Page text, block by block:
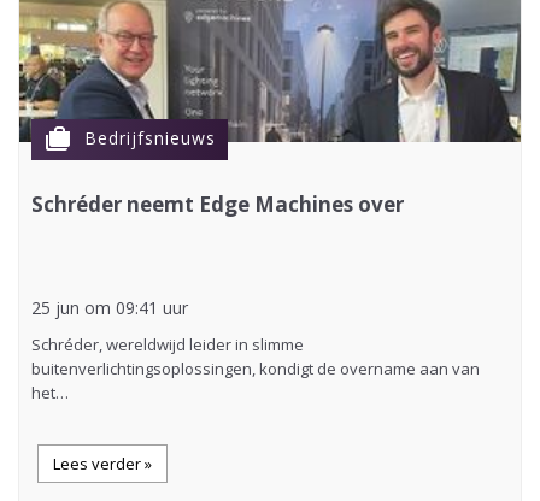
cases Bedrijfsnieuws
Schréder neemt Edge Machines over
25 jun om 09:41 uur
Schréder, wereldwijd leider in slimme
buitenverlichtingsoplossingen, kondigt de overname aan van
het…
Lees verder »